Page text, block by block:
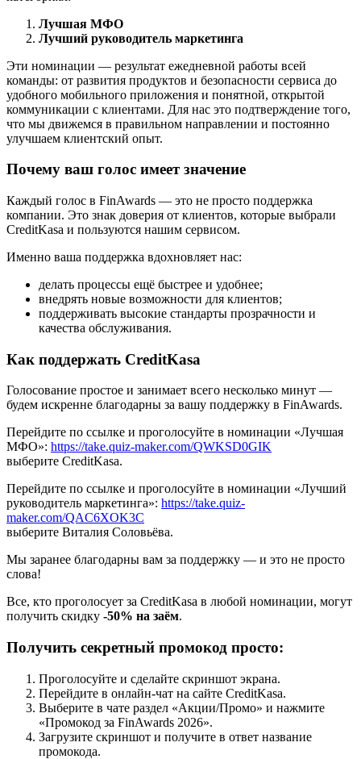
Лучшая МФО
Лучший руководитель маркетинга
Эти номинации — результат ежедневной работы всей
команды: от развития продуктов и безопасности сервиса до
удобного мобильного приложения и понятной, открытой
коммуникации с клиентами. Для нас это подтверждение того,
что мы движемся в правильном направлении и постоянно
улучшаем клиентский опыт.
Почему ваш голос имеет значение
Каждый голос в FinAwards — это не просто поддержка
компании. Это знак доверия от клиентов, которые выбрали
CreditKasa и пользуются нашим сервисом.
Именно ваша поддержка вдохновляет нас:
делать процессы ещё быстрее и удобнее;
внедрять новые возможности для клиентов;
поддерживать высокие стандарты прозрачности и
качества обслуживания.
Как поддержать CreditKasa
Голосование простое и занимает всего несколько минут —
будем искренне благодарны за вашу поддержку в FinAwards.
Перейдите по ссылке и проголосуйте в номинации «Лучшая
МФО»: https://take.quiz-maker.com/QWKSD0GIK
выберите CreditKasa.
Перейдите по ссылке и проголосуйте в номинации «Лучший
руководитель маркетинга»: https://take.quiz-
maker.com/QAC6XOK3C
выберите Виталия Соловьёва.
Мы заранее благодарны вам за поддержку — и это не просто
слова!
Все, кто проголосует за CreditKasa в любой номинации, могут
получить скидку -50% на заём.
Получить секретный промокод просто:
Проголосуйте и сделайте скриншот экрана.
Перейдите в онлайн-чат на сайте CreditKasa.
Выберите в чате раздел «Акции/Промо» и нажмите
«Промокод за FinAwards 2026».
Загрузите скриншот и получите в ответ название
промокода.